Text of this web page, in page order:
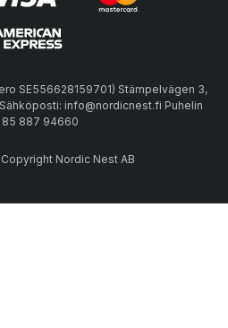
SE556628159701) Stämpelvägen 3,
info@nordicnest.fi Puhelin
85 887 94660
Nordic Nest AB